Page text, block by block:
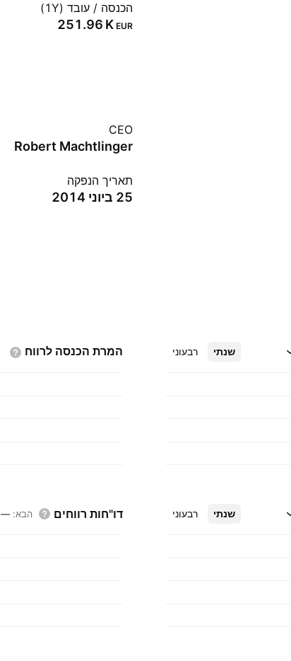
הכנסה / עובד (1Y)
‪251.96 K‬ EUR
CEO
Robert Machtlinger
תאריך הנפקה
25 ביוני 2014
שנתי רבעוני המרת הכנסה לרווח
שנתי רבעוני דו"חות רווחים הבא:
—